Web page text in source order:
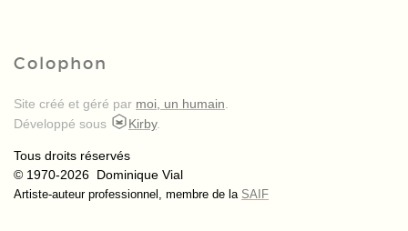
Colophon
Site créé et géré par moi, un humain
Développé sous
Kirby.
Tous droits réservés
© 1970-2026 Dominique Vial
Artiste-auteur professionnel, membre de la SAIF